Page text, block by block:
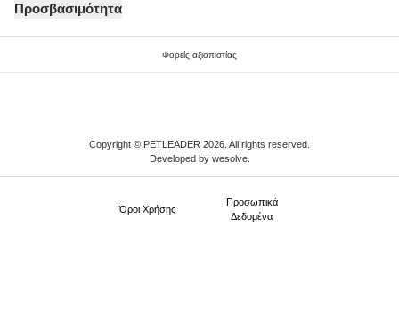
Προσβασιμότητα
Φορείς αξιοπιστίας
Copyright © PETLEADER 2026. All rights reserved.
Developed by wesolve.
Όροι Xρήσης
Προσωπικά
Δεδομένα